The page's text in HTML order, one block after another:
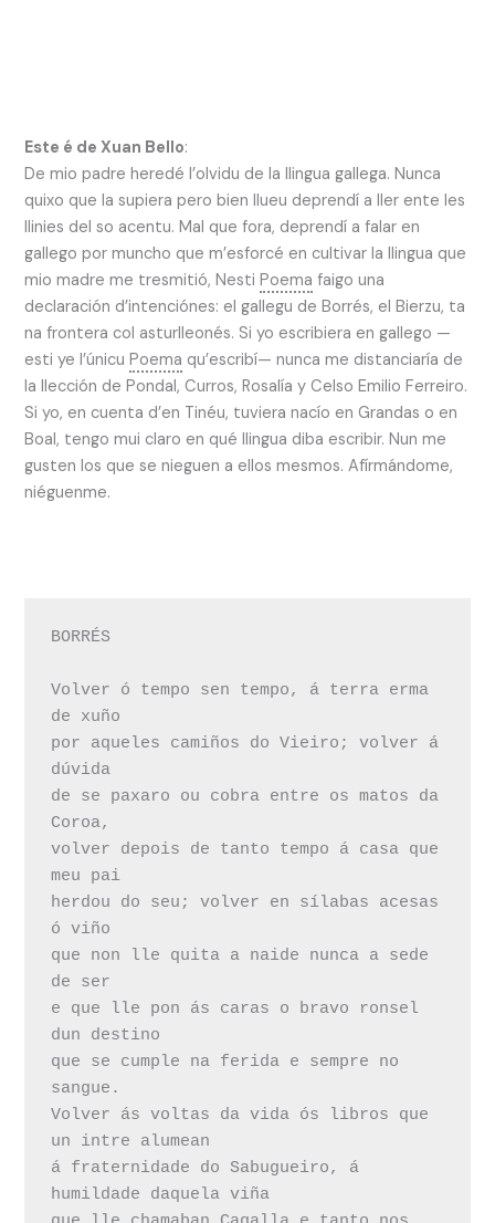
Este é de Xuan Bello:
De mio padre heredé l’olvidu de la llingua gallega. Nunca
quixo que la supiera pero bien llueu deprendí a ller ente les
llinies del so acentu. Mal que fora, deprendí a falar en
gallego por muncho que m’esforcé en cultivar la llingua que
mio madre me tresmitió, NestiPoema faigo una
declaración d’intenciónes: el gallegu de Borrés, el Bierzu, ta
na frontera col asturlleonés. Si yo escribiera en gallego —
esti ye l’únicuPoema qu’escribí— nunca me distanciaría de
la llección de Pondal, Curros, Rosalía y Celso Emilio Ferreiro.
Si yo, en cuenta d’en Tinéu, tuviera nacío en Grandas o en
Boal, tengo mui claro en qué llingua diba escribir. Nun me
gusten los que se nieguen a ellos mesmos. Afírmándome,
niéguenme.
BORRÉS
Volver ó tempo sen tempo, á terra erma
de xuño
por aqueles camiños do Vieiro; volver á
dúvida
de se paxaro ou cobra entre os matos da
Coroa,
volver depois de tanto tempo á casa que
meu pai
herdou do seu; volver en sílabas acesas
ó viño
que non lle quita a naide nunca a sede
de ser
e que lle pon ás caras o bravo ronsel
dun destino
que se cumple na ferida e sempre no
sangue.
Volver ás voltas da vida ós libros que
un intre alumean
á fraternidade do Sabugueiro, á
humildade daquela viña